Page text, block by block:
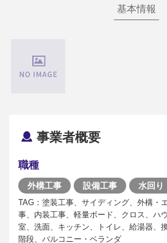
基本情報
事業者概要
職種
外構工事 設備工事 水回り
TAG：塗装工事、サイディング、外構・
事、内装工事、軽量ボード、クロス、ハ
室、洗面、キッチン、トイレ、給湯器、
階段、バルコニー・ベランダ